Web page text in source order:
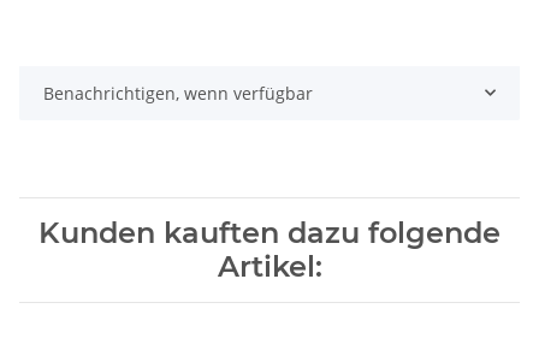
Benachrichtigen, wenn verfügbar
Kunden kauften dazu folgende
Artikel: